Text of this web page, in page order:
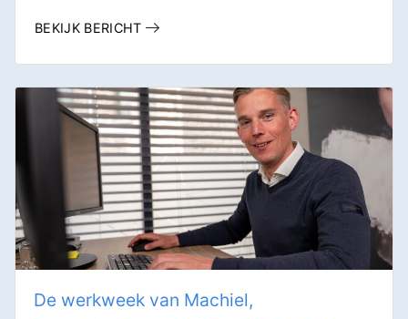
BEKIJK BERICHT
De werkweek van Machiel,